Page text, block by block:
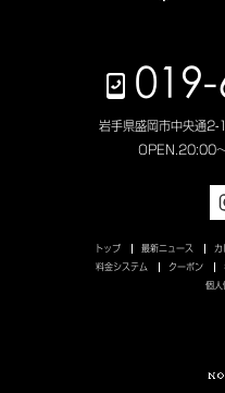
岩手県盛岡市中央通
OPEN. 20:00
トップ 最新ニュース カ
料金システム クーポン
個人